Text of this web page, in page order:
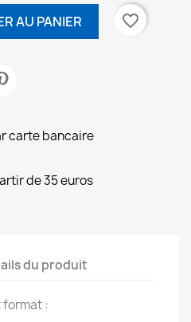
AU PANIER favorite_border
carte bancaire
de 35 euros
du produit
: